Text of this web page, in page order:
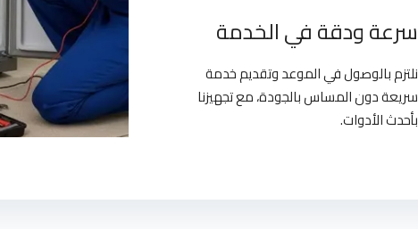
سرعة ودقة في الخدمة
نلتزم بالوصول في الموعد وتقديم خدمة
سريعة دون المساس بالجودة، مع تجهيزنا
بأحدث الأدوات.